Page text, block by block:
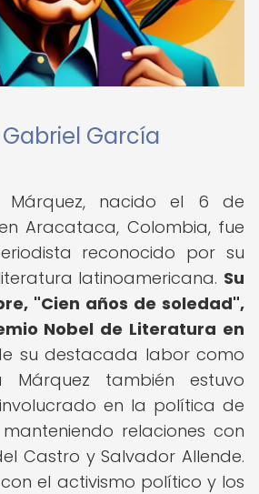
García
Márquez, nacido el 6 de
Aracataca, Colombia, fue
reconocido por su
latinoamericana. Su
"Cien años de soledad",
Nobel de Literatura en
su destacada labor como
Márquez también estuvo
en la política de
relaciones con
Castro y Salvador Allende.
el activismo político y los